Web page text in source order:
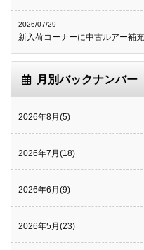
2026/07/29
新入荷コーナーに中古ルアー補
月別バックナンバー
2026年8月(5)
2026年7月(18)
2026年6月(9)
2026年5月(23)